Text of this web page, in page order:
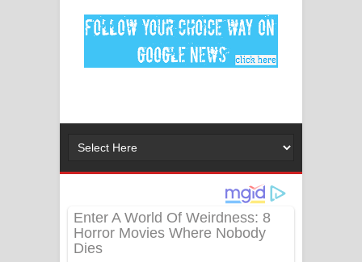
මනමාල කතා ගීතයේ පද පෙළ
Dai Dai Lyrics - Shakira, Burna Boy |
අම්මා ගීතයේ පද පෙළ
ගීතයේ පද පෙළ